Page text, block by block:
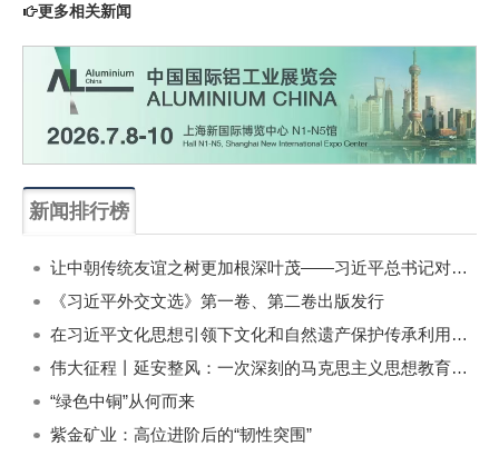
更多相关新闻
新闻排行榜
让中朝传统友谊之树更加根深叶茂——习近平总书记对朝鲜进行国事访问纪实
《习近平外交文选》第一卷、第二卷出版发行
在习近平文化思想引领下文化和自然遗产保护传承利用工作开创新局面
伟大征程丨延安整风：一次深刻的马克思主义思想教育运动
“绿色中铜”从何而来
紫金矿业：高位进阶后的“韧性突围”